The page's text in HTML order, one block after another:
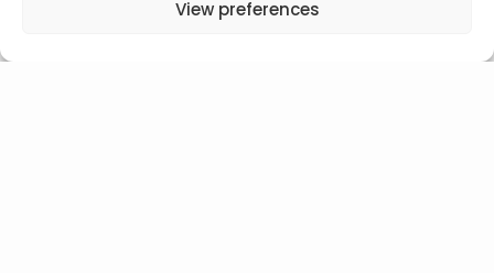
View preferences